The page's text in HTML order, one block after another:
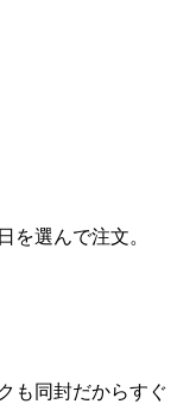
を選んで注文。
も同封だからすぐ